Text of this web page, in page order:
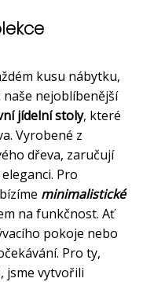
kusu nábytku,
naše nejoblíbenější
jídelní stoly, které
Vyrobené z
dřeva, zaručují
Pro
minimalistické
na funkčnost. Ať
pokoje nebo
Pro ty,
jsme vytvořili